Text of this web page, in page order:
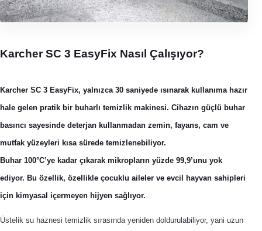
Karcher SC 3 EasyFix Nasıl Çalışıyor?
Karcher SC 3 EasyFix, yalnızca 30 saniyede ısınarak kullanıma hazır
hale gelen pratik bir buharlı temizlik makinesi. Cihazın güçlü buhar
basıncı sayesinde deterjan kullanmadan zemin, fayans, cam ve
mutfak yüzeyleri kısa sürede temizlenebiliyor.
Buhar 100°C’ye kadar çıkarak mikropların yüzde 99,9’unu yok
ediyor. Bu özellik, özellikle çocuklu aileler ve evcil hayvan sahipleri
için kimyasal içermeyen hijyen sağlıyor.
Üstelik su haznesi temizlik sırasında yeniden doldurulabiliyor, yani uzun